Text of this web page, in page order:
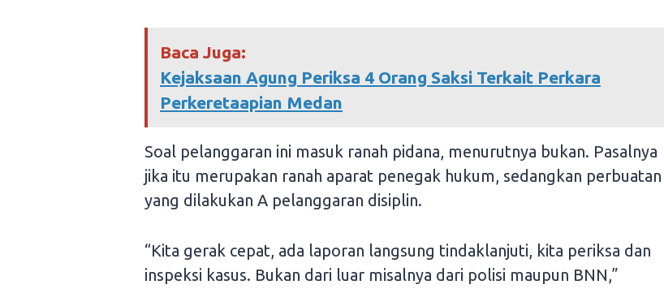
Baca Juga:
Kejaksaan Agung Periksa 4 Orang Saksi Terkait Perkara
Perkeretaapian Medan
Soal pelanggaran ini masuk ranah pidana, menurutnya bukan. Pasalnya
jika itu merupakan ranah aparat penegak hukum, sedangkan perbuatan
yang dilakukan A pelanggaran disiplin.
“Kita gerak cepat, ada laporan langsung tindaklanjuti, kita periksa dan
inspeksi kasus. Bukan dari luar misalnya dari polisi maupun BNN,”